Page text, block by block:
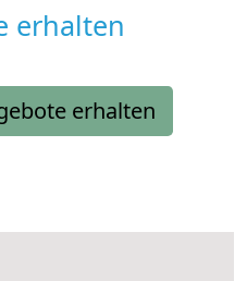
erhalten
erhalten